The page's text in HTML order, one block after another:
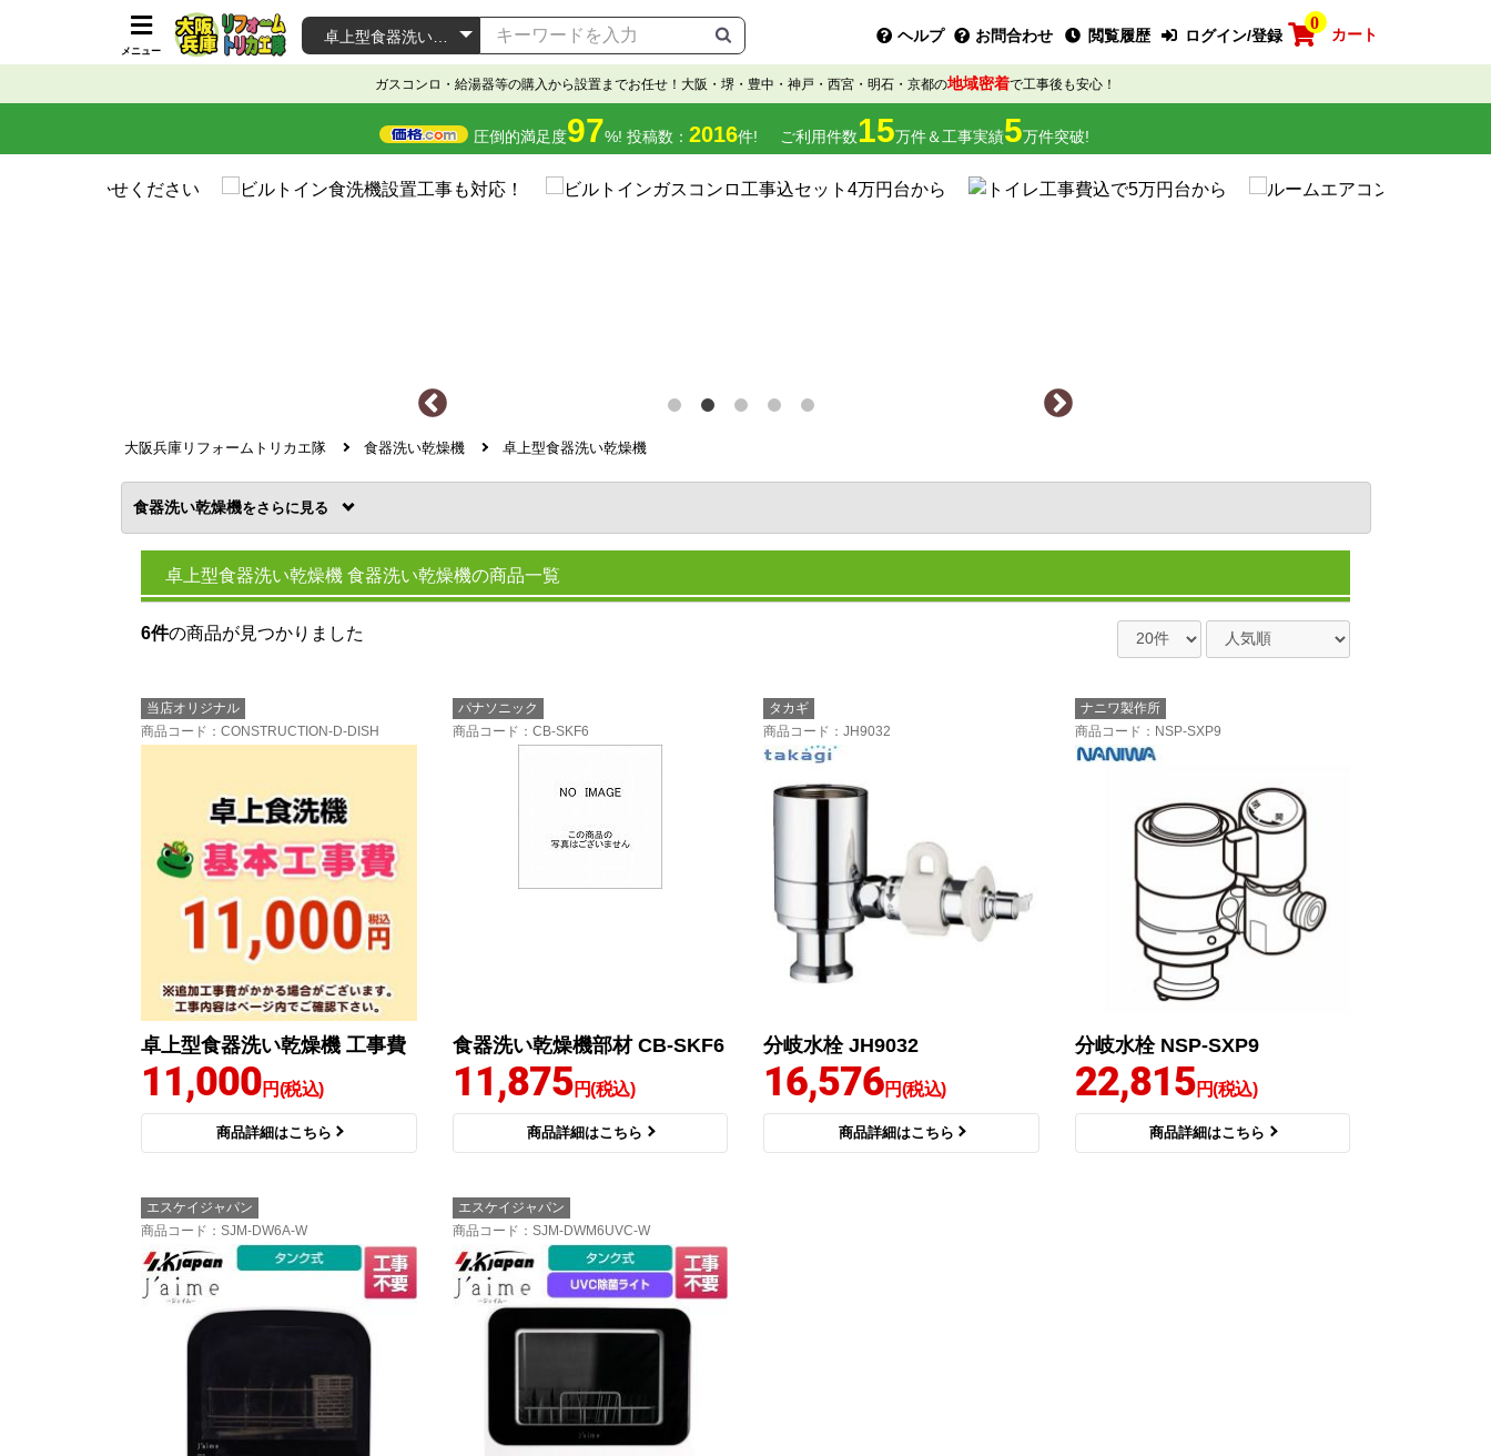
メニュー
ヘルプ お問合わせ 閲覧履歴 ログイン/登録
0
カート
ガスコンロ・給湯器等の購入から設置までお任せ！大阪・堺・豊中・神戸・西宮・明石・京都の地域密着で工事後も安心！
圧倒的満足度97%! 投稿数： 2016件! ご利用件数15万件＆工事実績5万件突破!
大阪兵庫リフォームトリカエ隊 食器洗い乾燥機 卓上型食器洗い乾燥機
食器洗い乾燥機を
卓上型食器洗い乾燥機 食器洗い乾燥機の商品一覧
6件の商品が見つかりました
当店オリジナル
商品コード ：CONSTRUCTION-D-DISH
卓上型食器洗い乾燥機 工事費
11,000円(税込)
商品詳細はこちら
パナソニック
商品コード ：CB-SKF6
食器洗い乾燥機部材 CB-SKF6
11,875円(税込)
商品詳細はこちら
タカギ
商品コード ：JH9032
分岐水栓 JH9032
16,576円(税込)
商品詳細はこちら
ナニワ製作所
商品コード ：NSP-SXP9
分岐水栓 NSP-SXP9
22,815円(税込)
商品詳細はこちら
エスケイジャパン
商品コード ：SJM-DW6A-W
エスケイジャパン
商品コード ：SJM-DWM6UVC-W